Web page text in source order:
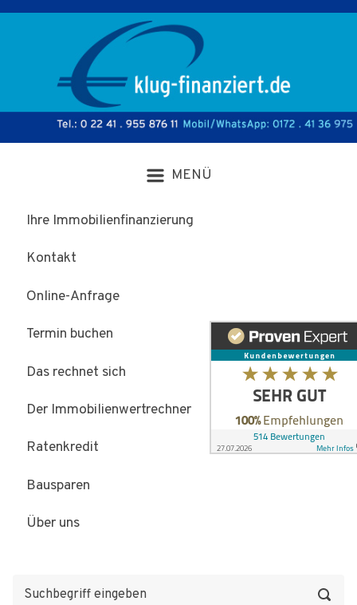
Zum Hauptinhalt springen
Ihre Immobilienfinanzierung
Kontakt
Online-Anfrage
Termin buchen
Das rechnet sich
Der Immobilienwertrechner
Ratenkredit
Bausparen
Über uns